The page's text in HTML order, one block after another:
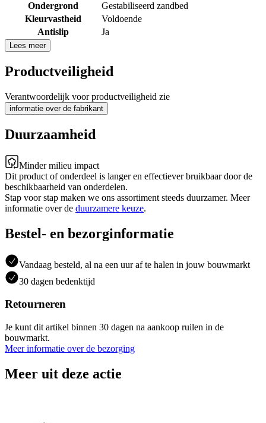
Ondergrond
Gestabiliseerd zandbed
Kleurvastheid
Voldoende
Antislip
Ja
Lees meer
Productveiligheid
Verantwoordelijk voor productveiligheid zie
informatie over de fabrikant
Duurzaamheid
Minder milieu impact
Dit product of onderdeel is langer en effectiever bruikbaar door de
beschikbaarheid van onderdelen.
Stap voor stap maken we ons assortiment steeds duurzamer. Meer
informatie over de duurzamere keuze.
Bestel- en bezorginformatie
Vandaag besteld, al na een uur af te halen in jouw bouwmarkt
30 dagen bedenktijd
Retourneren
Je kunt dit artikel binnen 30 dagen na aankoop ruilen in de
bouwmarkt.
Meer informatie over de bezorging
Meer uit deze actie